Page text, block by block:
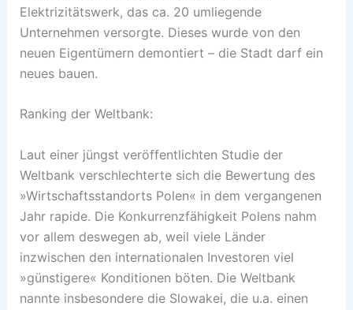
Elektrizitätswerk, das ca. 20 umliegende
Unternehmen versorgte. Dieses wurde von den
neuen Eigentümern demontiert – die Stadt darf ein
neues bauen.
Ranking der Weltbank:
Laut einer jüngst veröffentlichten Studie der
Weltbank verschlechterte sich die Bewertung des
»Wirtschaftsstandorts Polen« in dem vergangenen
Jahr rapide. Die Konkurrenzfähigkeit Polens nahm
vor allem deswegen ab, weil viele Länder
inzwischen den internationalen Investoren viel
»günstigere« Konditionen böten. Die Weltbank
nannte insbesondere die Slowakei, die u.a. einen